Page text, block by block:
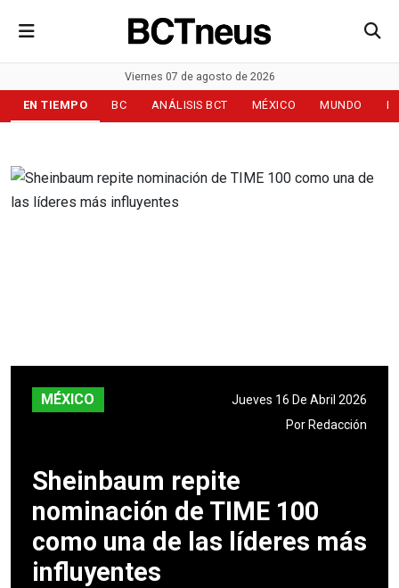
Viernes 07 de agosto de 2026
EN TIEMPO BC ANÁLISIS BCT MÉXICO MUNDO
MÉXICO
Jueves 16 De Abril 2026
Por Redacción
Sheinbaum repite
nominación de TIME 100
como una de las líderes más
influyentes